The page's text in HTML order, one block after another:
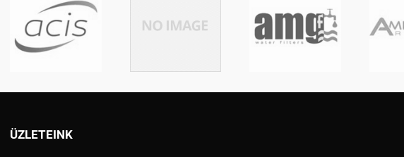
ÜZLETEINK